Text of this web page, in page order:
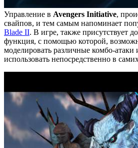
Управление в Avengers Initiative,
свайпов, и тем самым напоминает
Blade II. В игре, также присутствует
функция, с помощью которой,
моделировать различные комбо-
использовать непосредственно в